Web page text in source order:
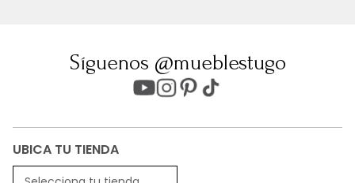
Síguenos @mueblestugo
UBICA TU TIENDA